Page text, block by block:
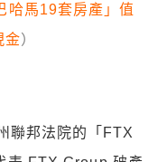
哈馬19套房產」值
金）
聯邦法院的「FTX